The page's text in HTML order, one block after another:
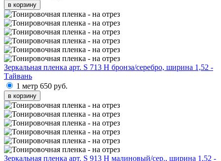
в корзину
Зеркальная пленка арт. S 713 H бронза/серебро, ширина 1,52 -
Тайвань
1 метр 650 руб.
в корзину
Зеркальная пленка арт. S 913 H малиновый/сер., ширина 1,52 -